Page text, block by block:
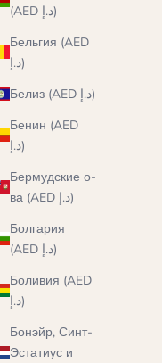
(AED د.إ)
Бельгия (AED
د.إ)
Белиз (AED د.إ)
Бенин (AED
د.إ)
Бермудские о-
ва (AED د.إ)
Болгария
(AED د.إ)
Боливия (AED
د.إ)
Бонэйр, Синт-
Эстатиус и